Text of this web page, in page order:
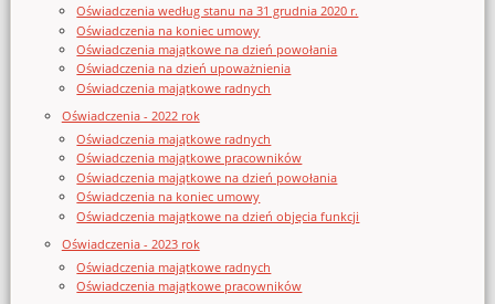
Oświadczenia według stanu na 31 grudnia 2020 r.
Oświadczenia na koniec umowy
Oświadczenia majątkowe na dzień powołania
Oświadczenia na dzień upoważnienia
Oświadczenia majątkowe radnych
Oświadczenia - 2022 rok
Oświadczenia majątkowe radnych
Oświadczenia majątkowe pracowników
Oświadczenia majątkowe na dzień powołania
Oświadczenia na koniec umowy
Oświadczenia majątkowe na dzień objęcia funkcji
Oświadczenia - 2023 rok
Oświadczenia majątkowe radnych
Oświadczenia majątkowe pracowników